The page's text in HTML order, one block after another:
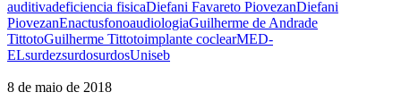
auditivadeficiencia fisicaDiefani Favareto PiovezanDiefani
PiovezanEnactusfonoaudiologiaGuilherme de Andrade
TittotoGuilherme Tittotoimplante coclearMED-
ELsurdezsurdosurdosUniseb
8 de maio de 2018